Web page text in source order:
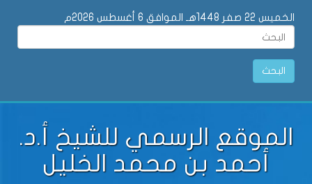
الخميس 22 صفر 1448هـ الموافق 6 أغسطس 2026م
البحث
الموقع الرسمي للشيخ أ.د.
أحمد بن محمد الخليل